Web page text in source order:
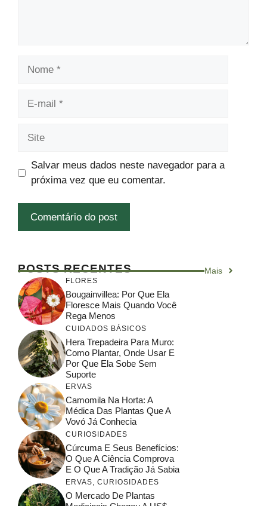
Salvar meus dados neste navegador para a
próxima vez que eu comentar.
POSTS RECENTES Mais
FLORES
Bougainvillea: Por Que Ela
Floresce Mais Quando Você
Rega Menos
CUIDADOS BÁSICOS
Hera Trepadeira Para Muro:
Como Plantar, Onde Usar E
Por Que Ela Sobe Sem
Suporte
ERVAS
Camomila Na Horta: A
Médica Das Plantas Que A
Vovó Já Conhecia
CURIOSIDADES
Cúrcuma E Seus Benefícios:
O Que A Ciência Comprova
E O Que A Tradição Já Sabia
ERVAS CURIOSIDADES
O Mercado De Plantas